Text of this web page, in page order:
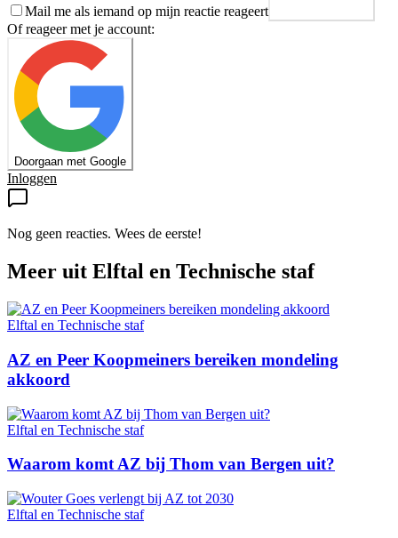
Mail me als iemand op mijn reactie reageert
Of reageer met je account:
Doorgaan met Google
Inloggen
Nog geen reacties. Wees de eerste!
Meer uit Elftal en Technische staf
Elftal en Technische staf
AZ en Peer Koopmeiners bereiken mondeling
akkoord
Elftal en Technische staf
Waarom komt AZ bij Thom van Bergen uit?
Elftal en Technische staf